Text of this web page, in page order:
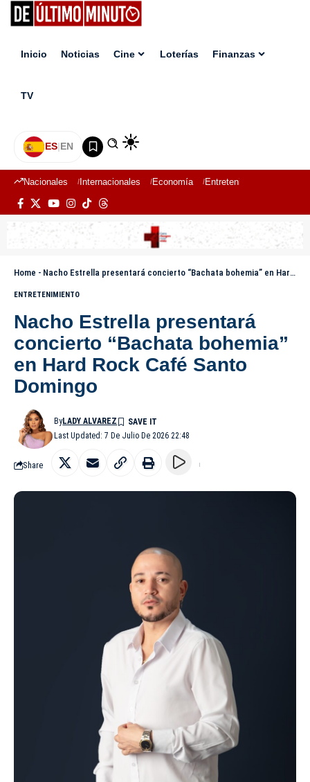
Inicio Noticias Cine Loterías Finanzas
TV
ES|EN
Nacionales Internacionales Economía Entretenimiento
Home - Nacho Estrella presentará concierto “Bachata bohemia” en Hard Rock Café Santo Domingo
ENTRETENIMIENTO
Nacho Estrella presentará
concierto “Bachata bohemia”
en Hard Rock Café Santo
Domingo
Last Updated: 7 De Julio De 2026 22:48
ByLADY ALVAREZ
Share